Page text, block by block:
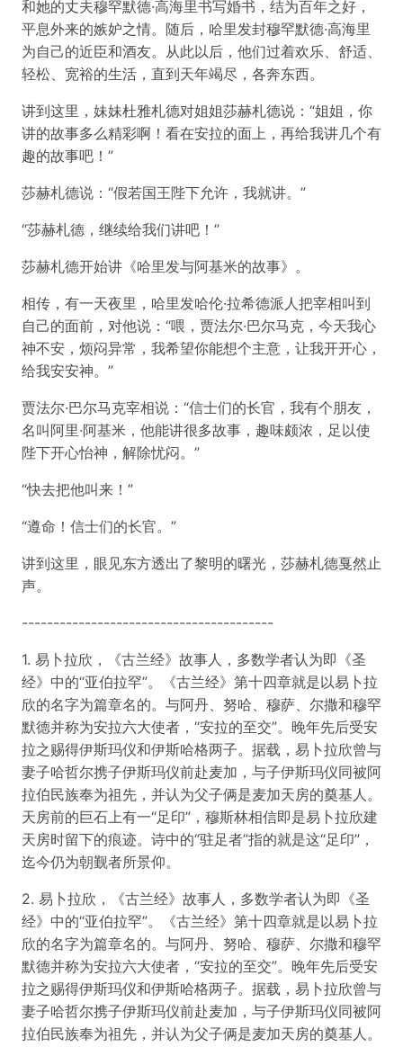
和她的丈夫穆罕默德·高海里书写婚书，结为百年之好，
平息外来的嫉妒之情。随后，哈里发封穆罕默德·高海里
为自己的近臣和酒友。从此以后，他们过着欢乐、舒适、
轻松、宽裕的生活，直到天年竭尽，各奔东西。
讲到这里，妹妹杜雅札德对姐姐莎赫札德说：“姐姐，你
讲的故事多么精彩啊！看在安拉的面上，再给我讲几个有
趣的故事吧！”
莎赫札德说：“假若国王陛下允许，我就讲。”
“莎赫札德，继续给我们讲吧！”
莎赫札德开始讲《哈里发与阿基米的故事》。
相传，有一天夜里，哈里发哈伦·拉希德派人把宰相叫到
自己的面前，对他说：“喂，贾法尔·巴尔马克，今天我心
神不安，烦闷异常，我希望你能想个主意，让我开开心，
给我安安神。”
贾法尔·巴尔马克宰相说：“信士们的长官，我有个朋友，
名叫阿里·阿基米，他能讲很多故事，趣味颇浓，足以使
陛下开心怡神，解除忧闷。”
“快去把他叫来！”
“遵命！信士们的长官。”
讲到这里，眼见东方透出了黎明的曙光，莎赫札德戛然止
声。
----------------------------------------
1. 易卜拉欣，《古兰经》故事人，多数学者认为即《圣
经》中的“亚伯拉罕”。《古兰经》第十四章就是以易卜拉
欣的名字为篇章名的。与阿丹、努哈、穆萨、尔撒和穆罕
默德并称为安拉六大使者，“安拉的至交”。晚年先后受安
拉之赐得伊斯玛仪和伊斯哈格两子。据载，易卜拉欣曾与
妻子哈哲尔携子伊斯玛仪前赴麦加，与子伊斯玛仪同被阿
拉伯民族奉为祖先，并认为父子俩是麦加天房的奠基人。
天房前的巨石上有一“足印”，穆斯林相信即是易卜拉欣建
天房时留下的痕迹。诗中的“驻足者”指的就是这“足印”，
迄今仍为朝觐者所景仰。
2. 易卜拉欣，《古兰经》故事人，多数学者认为即《圣
经》中的“亚伯拉罕”。《古兰经》第十四章就是以易卜拉
欣的名字为篇章名的。与阿丹、努哈、穆萨、尔撒和穆罕
默德并称为安拉六大使者，“安拉的至交”。晚年先后受安
拉之赐得伊斯玛仪和伊斯哈格两子。据载，易卜拉欣曾与
妻子哈哲尔携子伊斯玛仪前赴麦加，与子伊斯玛仪同被阿
拉伯民族奉为祖先，并认为父子俩是麦加天房的奠基人。